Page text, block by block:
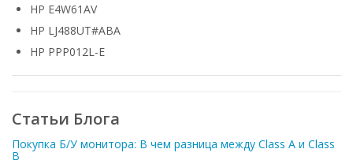
HP E4W61AV
HP LJ488UT#ABA
HP PPP012L-E
Статьи Блога
Покупка Б/У монитора: В чем разница между Class A и Class
B